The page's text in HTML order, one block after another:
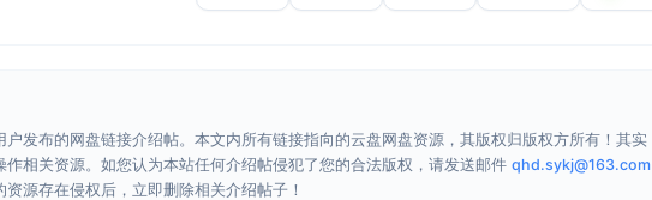
发布的网盘链接介绍帖。本文内所有链接指向的云盘网盘资源，其版权归版权方所有！其实
相关资源。如您认为本站任何介绍帖侵犯了您的合法版权，请发送邮件 qhd.sykj@163.com
源存在侵权后，立即删除相关介绍帖子！